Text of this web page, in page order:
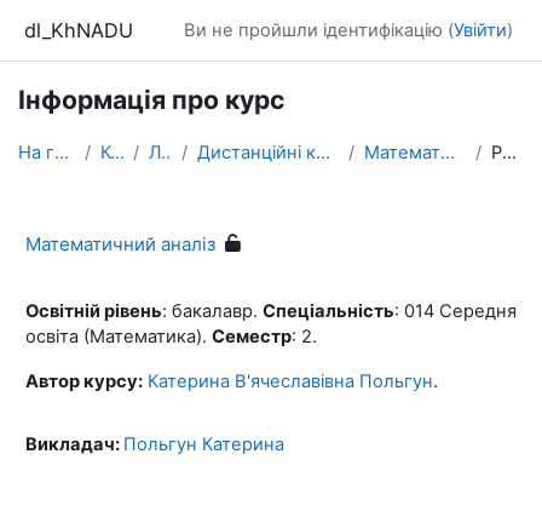
dl_KhNADU Ви не пройшли ідентифікацію (Увійти)
Інформація про курс
На головну Курси ЛІТОс Дистанційні курси ТРДК-2021 Математичний аналіз Резюме
Математичний аналіз
Освітній рівень: бакалавр. Спеціальність: 014 Середня
освіта (Математика). Семестр: 2.
Автор курсу: Катерина В'ячеславівна Польгун.
Викладач: Польгун Катерина